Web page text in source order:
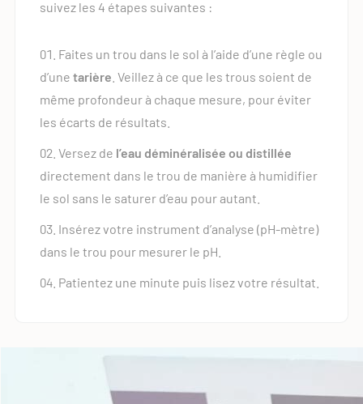
suivez les 4 étapes suivantes :
Faites un trou dans le sol à l’aide d’une règle ou
d’une tarière . Veillez à ce que les trous soient de
même profondeur à chaque mesure, pour éviter
les écarts de résultats.
Versez de l’eau déminéralisée ou distillée
directement dans le trou de manière à humidifier
le sol sans le saturer d’eau pour autant.
Insérez votre instrument d’analyse (pH-mètre)
dans le trou pour mesurer le pH.
Patientez une minute puis lisez votre résultat.